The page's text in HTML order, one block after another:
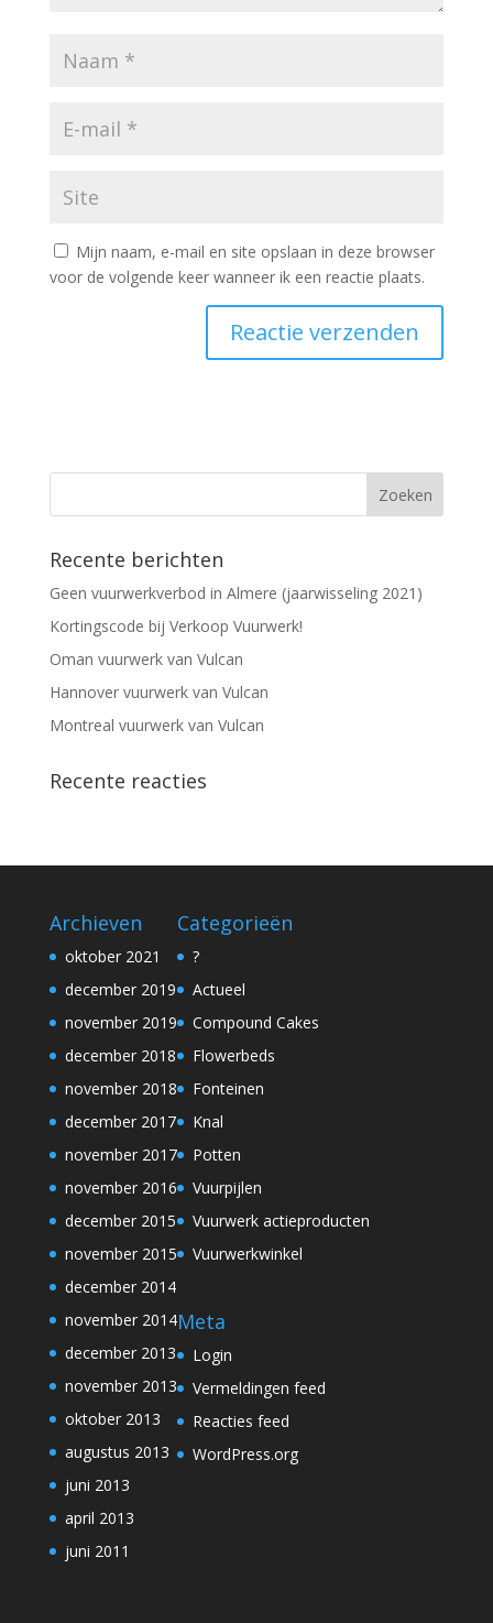
Mijn naam, e-mail en site opslaan in deze browser
voor de volgende keer wanneer ik een reactie plaats.
Recente berichten
Geen vuurwerkverbod in Almere (jaarwisseling 2021)
Kortingscode bij Verkoop Vuurwerk!
Oman vuurwerk van Vulcan
Hannover vuurwerk van Vulcan
Montreal vuurwerk van Vulcan
Recente reacties
Archieven
oktober 2021
december 2019
november 2019
december 2018
november 2018
december 2017
november 2017
november 2016
december 2015
november 2015
december 2014
november 2014
december 2013
november 2013
oktober 2013
augustus 2013
juni 2013
april 2013
juni 2011
Categorieën
?
Actueel
Compound Cakes
Flowerbeds
Fonteinen
Knal
Potten
Vuurpijlen
Vuurwerk actieproducten
Vuurwerkwinkel
Meta
Login
Vermeldingen feed
Reacties feed
WordPress.org